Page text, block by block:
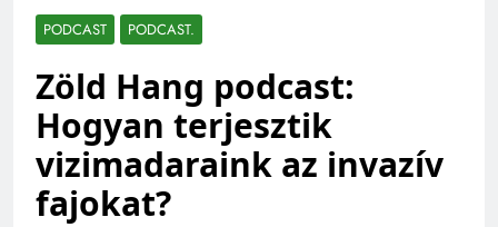
PODCAST PODCAST.
Zöld Hang podcast:
Hogyan terjesztik
vizimadaraink az invazív
fajokat?